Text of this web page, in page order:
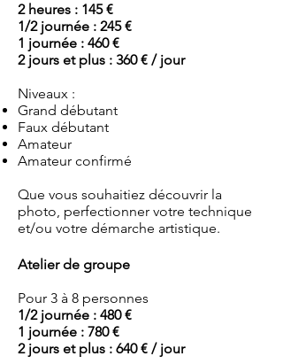
2 heures : 145 €
1/2 journée : 245 €
1 journée : 460 €
2 jours et plus : 360 € / jour
Niveaux :
Grand débutant
Faux débutant
Amateur
Amateur confirmé
Que vous souhaitiez découvrir la
photo, perfectionner votre technique
et/ou votre démarche artistique.
Atelier de groupe
Pour 3 à 8 personnes
1/2 journée : 480 €
1 journée : 780 €
2 jours et plus : 640 € / jour